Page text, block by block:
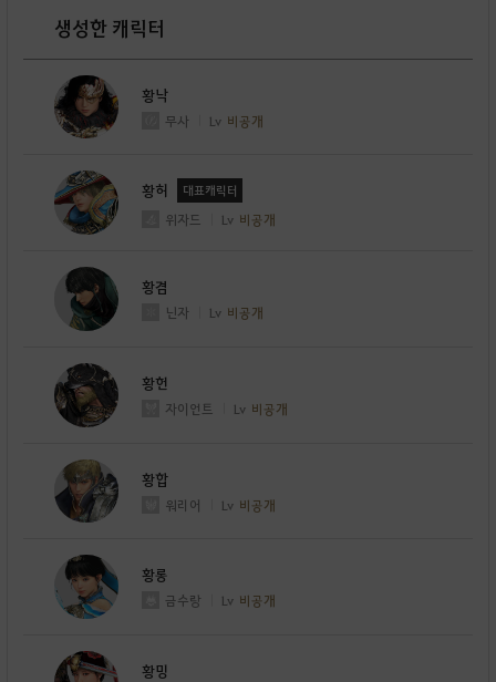
생성한 캐릭터
황낙
무사 Lv 비공개
황허 대표캐릭터
위자드 Lv 비공개
황겸
닌자 Lv 비공개
황헌
자이언트 Lv 비공개
황합
워리어 Lv 비공개
황롱
금수랑 Lv 비공개
황밍